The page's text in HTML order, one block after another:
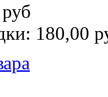
180,00